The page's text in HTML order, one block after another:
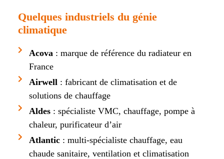
Quelques industriels du génie
climatique
Acova : marque de référence du radiateur en
France
Airwell : fabricant de climatisation et de
solutions de chauffage
Aldes : spécialiste VMC, chauffage, pompe à
chaleur, purificateur d’air
Atlantic : multi-spécialiste chauffage, eau
chaude sanitaire, ventilation et climatisation